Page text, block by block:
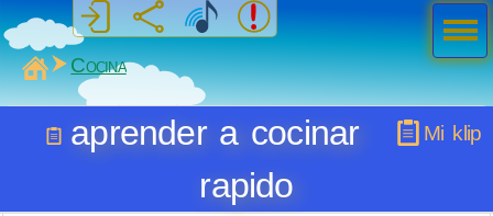
MiSabueso
Cocina
Mi klip
aprender a cocinar
rapido
Men
ú